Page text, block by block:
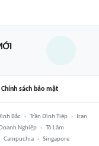
Chính sách bảo mật
Bắc Trần Đình Tiệp
Iran
Nghiệp
Tô Lâm
Campuchia
Singapore